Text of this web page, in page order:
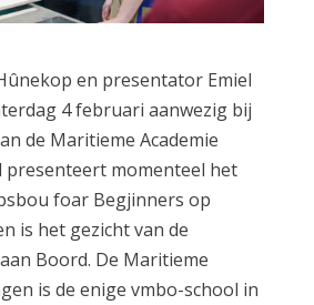
en presentator Emiel
4 februari aanwezig bij
de Maritieme Academie
presenteert momenteel het
foar Begjinners op
is het gezicht van de
Boord. De Maritieme
is de enige vmbo-school in